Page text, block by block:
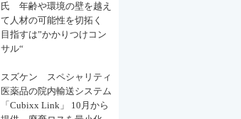
氏 年齢や環境の壁を越え
て人材の可能性を切拓く
目指すは”かかりつけコン
サル“
スズケン スペシャリティ
医薬品の院内輸送システム
「Cubixx Link」 10月から